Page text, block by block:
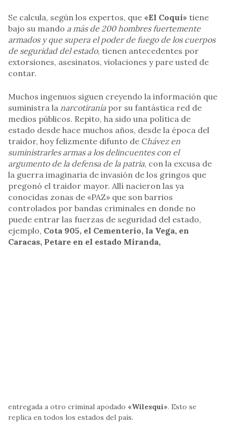
Se calcula, según los expertos, que «El Coqui» tiene
bajo su mando a más de 200 hombres fuertemente
armados y que supera el poder de fuego de los cuerpos
de seguridad del estado, tienen antecedentes por
extorsiones, asesinatos, violaciones y pare usted de
contar.
Muchos ingenuos siguen creyendo la información que
suministra la narcotiranía por su fantástica red de
medios públicos. Repito, ha sido una política de
estado desde hace muchos años, desde la época del
traidor, hoy felizmente difunto de Chávez en
suministrarles armas a los delincuentes con el
argumento de la defensa de la patria, con la excusa de
la guerra imaginaria de invasión de los gringos que
pregonó el traidor mayor. Allí nacieron las ya
conocidas zonas de «PAZ» que son barrios
controlados por bandas criminales en donde no
puede entrar las fuerzas de seguridad del estado,
ejemplo, Cota 905, el Cementerio, la Vega, en
Caracas, Petare en el estado Miranda,
entregada a otro criminal apodado «Wilesqui». Esto se
replica en todos los estados del país.